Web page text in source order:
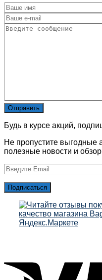
Будь в курсе акций,
Не пропустите выгодные
полезные новости и